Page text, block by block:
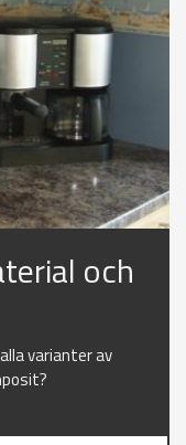
och
varianter av